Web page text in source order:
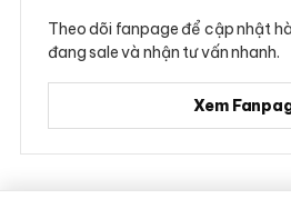
Theo dõi fanpage để cập nhật
đang sale và nhận tư vấn nhanh.
Xem